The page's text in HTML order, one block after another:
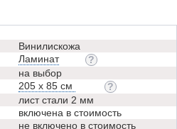
Винилискожа
Ламинат
на выбор
205 х 85 см
лист стали 2 мм
включена в стоимость
не включено в стоимость